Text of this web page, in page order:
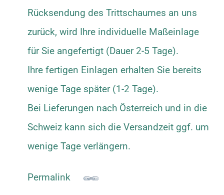
Rücksendung des Trittschaumes an uns
zurück, wird Ihre individuelle Maßeinlage
für Sie angefertigt (Dauer 2-5 Tage).
Ihre fertigen Einlagen erhalten Sie bereits
wenige Tage später (1-2 Tage).
Bei Lieferungen nach Österreich und in die
Schweiz kann sich die Versandzeit ggf. um
wenige Tage verlängern.
Permalink